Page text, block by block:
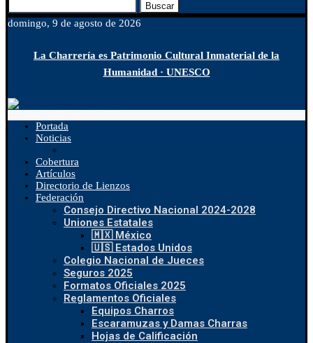
Buscar
domingo, 9 de agosto de 2026
La Charrería es Patrimonio Cultural Inmaterial de la
Humanidad · UNESCO
Portada
Noticias
Cobertura
Artículos
Directorio de Lienzos
Federación
Consejo Directivo Nacional 2024-2028
Uniones Estatales
🇲🇽 México
🇺🇸 Estados Unidos
Colegio Nacional de Jueces
Seguros 2025
Formatos Oficiales 2025
Reglamentos Oficiales
Equipos Charros
Escaramuzas y Damas Charras
Hojas de Calificación